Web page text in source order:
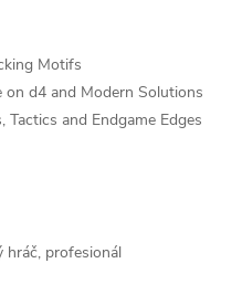
Motifs
on d4 and Modern Solutions
Tactics and Endgame Edges
hráč, profesionál